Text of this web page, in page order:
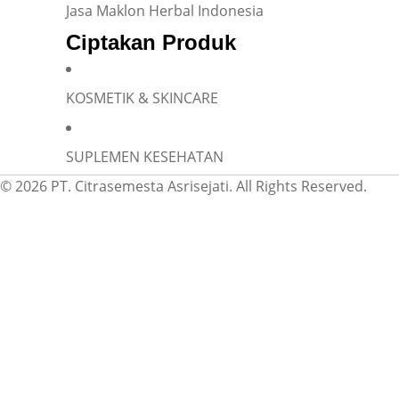
Jasa Maklon Herbal Indonesia
Ciptakan Produk
KOSMETIK & SKINCARE
SUPLEMEN KESEHATAN
© 2026 PT. Citrasemesta Asrisejati. All Rights Reserved.